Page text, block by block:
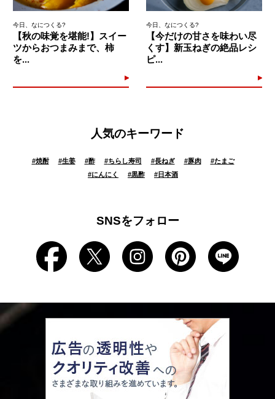
今日、なにつくる?
【秋の味覚を堪能!】スイー
ツからおつまみまで、柿
を...
今日、なにつくる?
【今だけの甘さを味わい尽
くす】新玉ねぎの絶品レシ
ピ...
人気のキーワード
#焼酎 #生姜 #酢 #ちらし寿司 #長ねぎ #豚肉 #たまご
#にんにく #黒酢 #日本酒
SNSをフォロー